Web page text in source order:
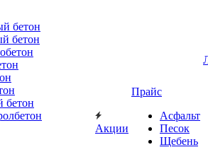
бетон
бетон
бетон
Акции
Прайс
Асфальт
Песок
Щебень